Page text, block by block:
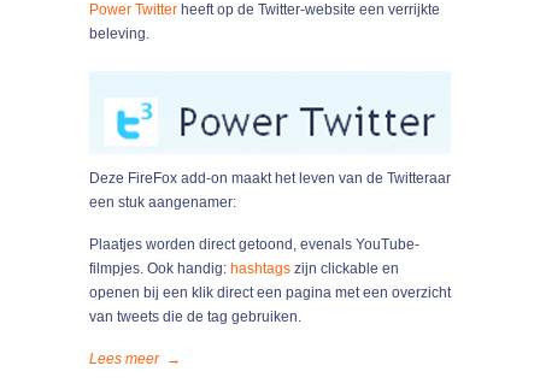
Power Twitter heeft op de Twitter-website een verrijkte
beleving.
Deze FireFox add-on maakt het leven van de Twitteraar
een stuk aangenamer:
Plaatjes worden direct getoond, evenals YouTube-
filmpjes. Ook handig: hashtags zijn clickable en
openen bij een klik direct een pagina met een overzicht
van tweets die de tag gebruiken.
Lees meer →